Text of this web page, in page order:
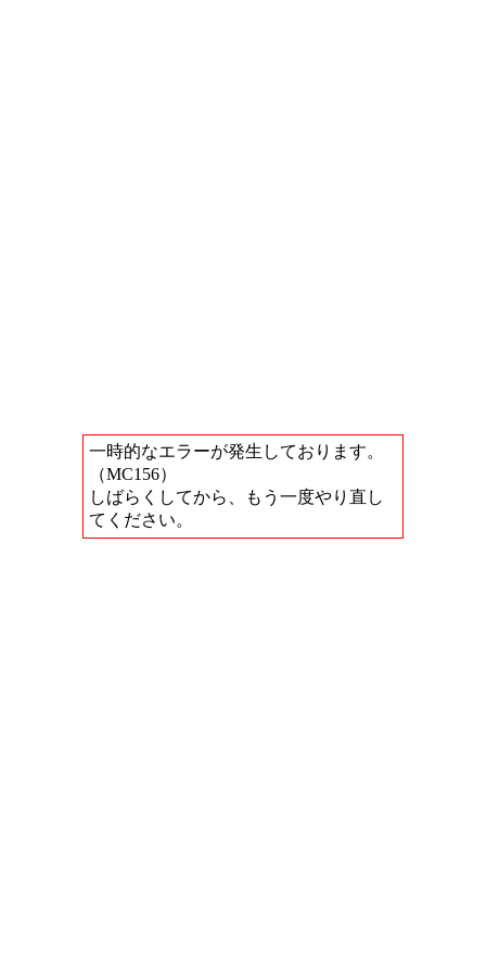
一時的なエラーが発生しております。
（MC156）
しばらくしてから、もう一度やり直し
てください。